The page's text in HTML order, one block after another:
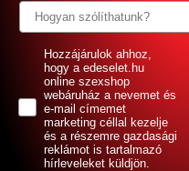
GDPRHozzájárulok ahhoz,
hogy a edeselet.hu
online szexshop
webáruház a nevemet és
e-mail címemet
marketing céllal kezelje
és a részemre gazdasági
reklámot is tartalmazó
hírleveleket küldjön.